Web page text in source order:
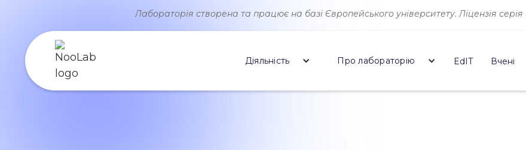
Лабораторія створена та працює на базі Європейського університету. Ліцензія серія
Діяльність Про лабораторію EdIT Вчені